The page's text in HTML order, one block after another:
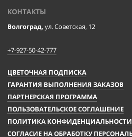
КОНТАКТЫ
Волгоград, ул. Советская, 12
+7-927-50-42-777
ЦВЕТОЧНАЯ ПОДПИСКА
ГАРАНТИЯ ВЫПОЛНЕНИЯ ЗАКАЗОВ
ПАРТНЕРСКАЯ ПРОГРАММА
ПОЛЬЗОВАТЕЛЬСКОЕ СОГЛАШЕНИЕ
ПОЛИТИКА КОНФИДЕНЦИАЛЬНОСТИ
СОГЛАСИЕ НА ОБРАБОТКУ